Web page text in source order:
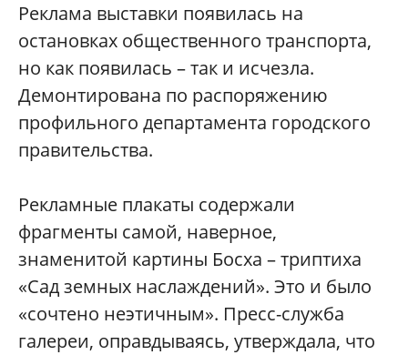
Реклама выставки появилась на
остановках общественного транспорта,
но как появилась – так и исчезла.
Демонтирована по распоряжению
профильного департамента городского
правительства.
Рекламные плакаты содержали
фрагменты самой, наверное,
знаменитой картины Босха – триптиха
«Сад земных наслаждений». Это и было
«сочтено неэтичным». Пресс-служба
галереи, оправдываясь, утверждала, что